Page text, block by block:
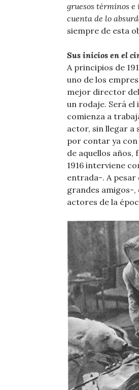
gruesos términos
cuenta de lo
siempre de esta
Sus inicios en el
A principios de
uno de los
mejor director
un rodaje. Será
comienza a
actor, sin llegar a
por contar ya con
de aquellos
1916 interviene
entrada-. A pesar
grandes amigos-,
actores de la